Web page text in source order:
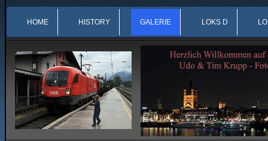
HOME HISTORY GALERIE LOKS D